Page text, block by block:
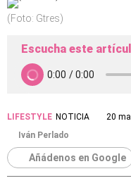
(Foto: Gtres)
Escucha este
LIFESTYLE NOTICIA
20
Iván Perlado
Añádenos en Google